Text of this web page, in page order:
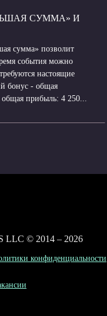
СУММА» И
сумма» позволит
события можно
настоящие
бонус - общая
прибыль: 4 250...
LLC © 2014 – 2026
конфиденциальности